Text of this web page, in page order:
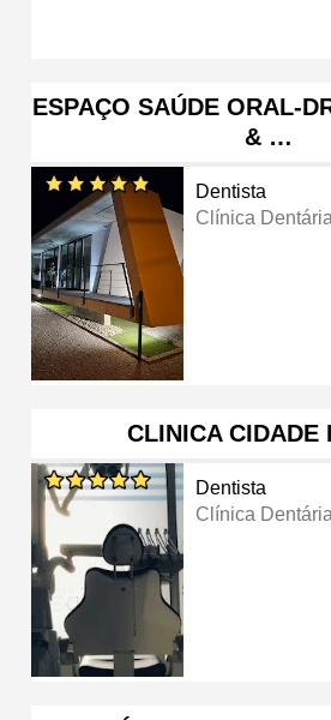
ESPAÇO SAÚDE ORAL-
& …
Dentista
Clínica Dentária
CLINICA CIDADE
Dentista
Clínica Dentária